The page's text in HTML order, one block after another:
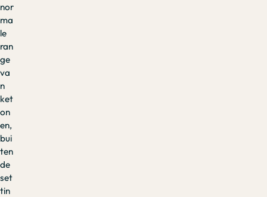
nor
ma
le
ran
ge
va
n
ket
on
en,
bui
ten
de
set
tin